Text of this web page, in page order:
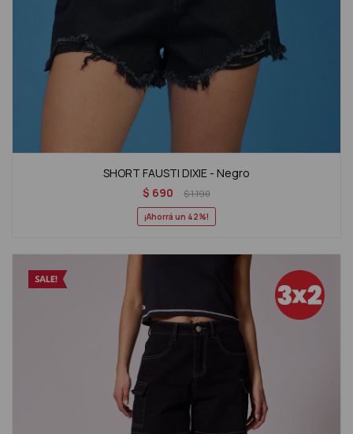
SHORT FAUSTI DIXIE - Negro
$ 690 $1.190
42